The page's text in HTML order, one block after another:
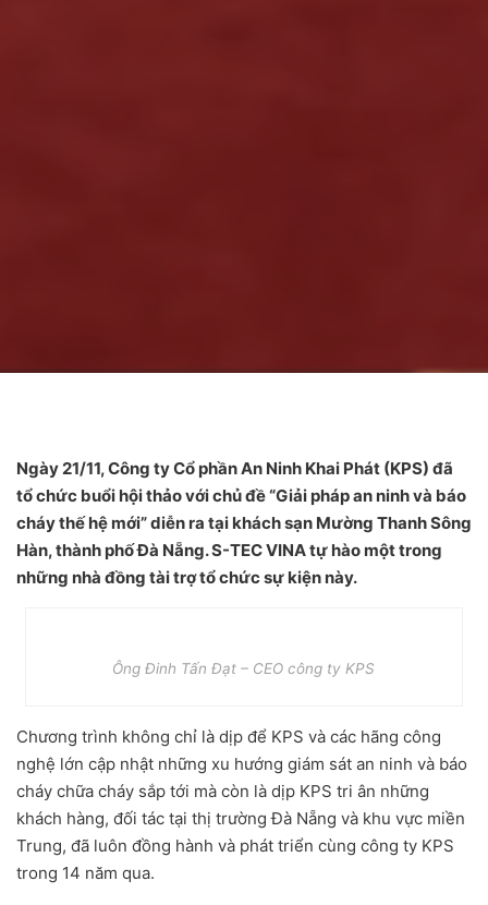
Ngày 21/11, Công ty Cổ phần An Ninh Khai Phát (KPS) đã
tổ chức buổi hội thảo với chủ đề “Giải pháp an ninh và báo
cháy thế hệ mới” diễn ra tại khách sạn Mường Thanh Sông
Hàn, thành phố Đà Nẵng. S-TEC VINA tự hào một trong
những nhà đồng tài trợ tổ chức sự kiện này.
Ông Đinh Tấn Đạt – CEO công ty KPS
Chương trình không chỉ là dịp để KPS và các hãng công
nghệ lớn cập nhật những xu hướng giám sát an ninh và báo
cháy chữa cháy sắp tới mà còn là dịp KPS tri ân những
khách hàng, đối tác tại thị trường Đà Nẵng và khu vực miền
Trung, đã luôn đồng hành và phát triển cùng công ty KPS
trong 14 năm qua.